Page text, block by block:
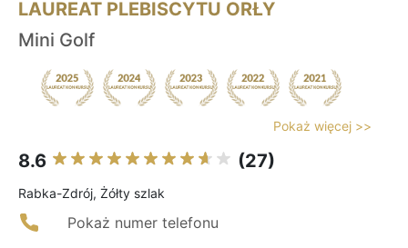
LAUREAT PLEBISCYTU ORŁY
Mini Golf
Pokaż więcej >>
8.6 (27)
Rabka-Zdrój, Żółty szlak
Pokaż numer telefonu